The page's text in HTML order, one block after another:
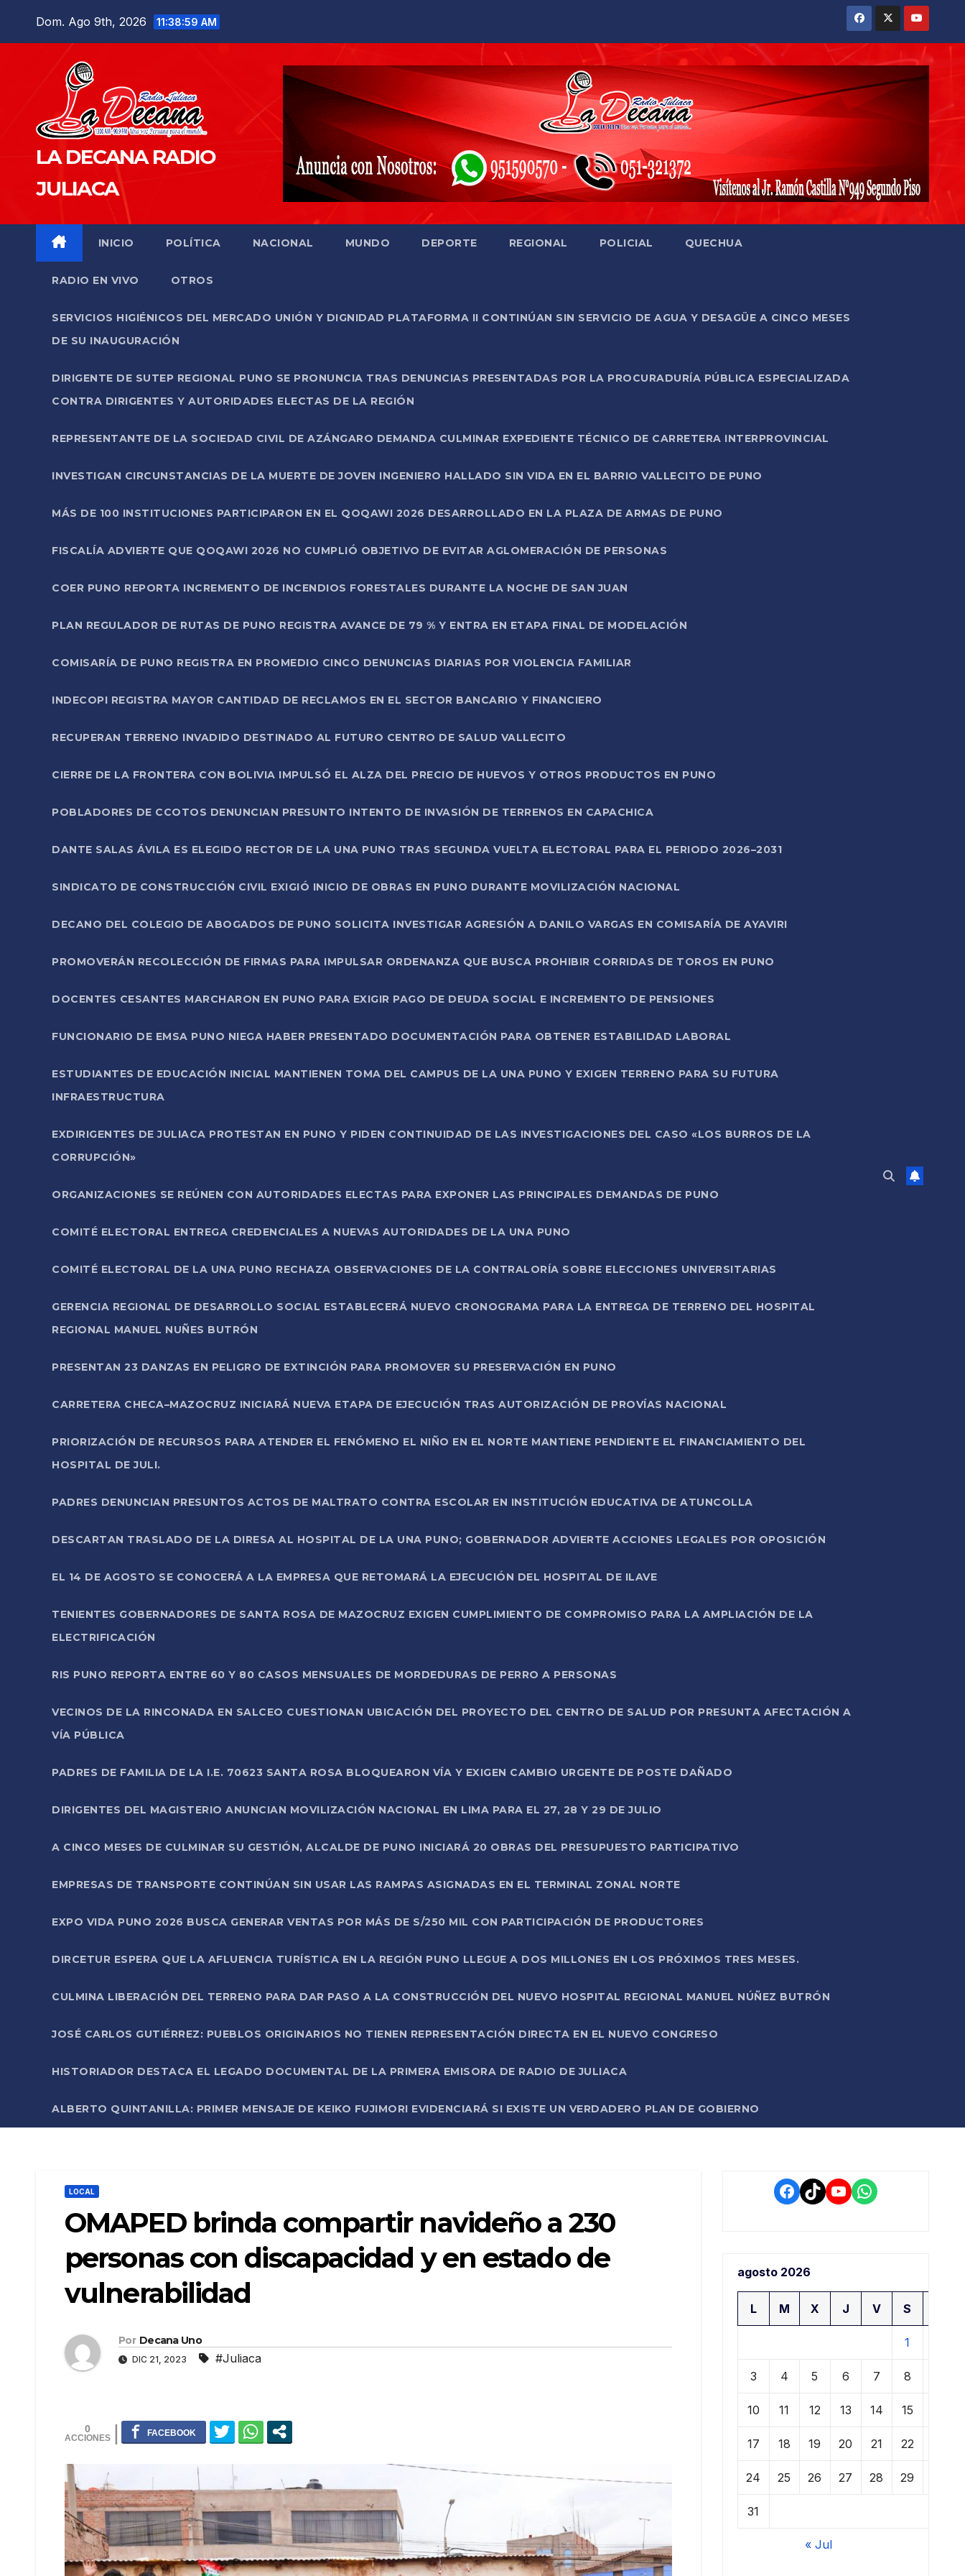
Dom. Ago 9th, 2026 11:39:00 AM
LA DECANA RADIO
JULIACA
INICIO POLÍTICA NACIONAL MUNDO DEPORTE REGIONAL POLICIAL QUECHUA
RADIO EN VIVO OTROS
SERVICIOS HIGIÉNICOS DEL MERCADO UNIÓN Y DIGNIDAD PLATAFORMA II CONTINÚAN SIN SERVICIO DE AGUA Y DESAGÜE A CINCO MESES
DE SU INAUGURACIÓN
DIRIGENTE DE SUTEP REGIONAL PUNO SE PRONUNCIA TRAS DENUNCIAS PRESENTADAS POR LA PROCURADURÍA PÚBLICA ESPECIALIZADA
CONTRA DIRIGENTES Y AUTORIDADES ELECTAS DE LA REGIÓN
REPRESENTANTE DE LA SOCIEDAD CIVIL DE AZÁNGARO DEMANDA CULMINAR EXPEDIENTE TÉCNICO DE CARRETERA INTERPROVINCIAL
INVESTIGAN CIRCUNSTANCIAS DE LA MUERTE DE JOVEN INGENIERO HALLADO SIN VIDA EN EL BARRIO VALLECITO DE PUNO
MÁS DE 100 INSTITUCIONES PARTICIPARON EN EL QOQAWI 2026 DESARROLLADO EN LA PLAZA DE ARMAS DE PUNO
FISCALÍA ADVIERTE QUE QOQAWI 2026 NO CUMPLIÓ OBJETIVO DE EVITAR AGLOMERACIÓN DE PERSONAS
COER PUNO REPORTA INCREMENTO DE INCENDIOS FORESTALES DURANTE LA NOCHE DE SAN JUAN
PLAN REGULADOR DE RUTAS DE PUNO REGISTRA AVANCE DE 79 % Y ENTRA EN ETAPA FINAL DE MODELACIÓN
COMISARÍA DE PUNO REGISTRA EN PROMEDIO CINCO DENUNCIAS DIARIAS POR VIOLENCIA FAMILIAR
INDECOPI REGISTRA MAYOR CANTIDAD DE RECLAMOS EN EL SECTOR BANCARIO Y FINANCIERO
RECUPERAN TERRENO INVADIDO DESTINADO AL FUTURO CENTRO DE SALUD VALLECITO
CIERRE DE LA FRONTERA CON BOLIVIA IMPULSÓ EL ALZA DEL PRECIO DE HUEVOS Y OTROS PRODUCTOS EN PUNO
POBLADORES DE CCOTOS DENUNCIAN PRESUNTO INTENTO DE INVASIÓN DE TERRENOS EN CAPACHICA
DANTE SALAS ÁVILA ES ELEGIDO RECTOR DE LA UNA PUNO TRAS SEGUNDA VUELTA ELECTORAL PARA EL PERIODO 2026–2031
SINDICATO DE CONSTRUCCIÓN CIVIL EXIGIÓ INICIO DE OBRAS EN PUNO DURANTE MOVILIZACIÓN NACIONAL
DECANO DEL COLEGIO DE ABOGADOS DE PUNO SOLICITA INVESTIGAR AGRESIÓN A DANILO VARGAS EN COMISARÍA DE AYAVIRI
PROMOVERÁN RECOLECCIÓN DE FIRMAS PARA IMPULSAR ORDENANZA QUE BUSCA PROHIBIR CORRIDAS DE TOROS EN PUNO
DOCENTES CESANTES MARCHARON EN PUNO PARA EXIGIR PAGO DE DEUDA SOCIAL E INCREMENTO DE PENSIONES
FUNCIONARIO DE EMSA PUNO NIEGA HABER PRESENTADO DOCUMENTACIÓN PARA OBTENER ESTABILIDAD LABORAL
ESTUDIANTES DE EDUCACIÓN INICIAL MANTIENEN TOMA DEL CAMPUS DE LA UNA PUNO Y EXIGEN TERRENO PARA SU FUTURA
INFRAESTRUCTURA
EXDIRIGENTES DE JULIACA PROTESTAN EN PUNO Y PIDEN CONTINUIDAD DE LAS INVESTIGACIONES DEL CASO «LOS BURROS DE LA
CORRUPCIÓN»
ORGANIZACIONES SE REÚNEN CON AUTORIDADES ELECTAS PARA EXPONER LAS PRINCIPALES DEMANDAS DE PUNO
COMITÉ ELECTORAL ENTREGA CREDENCIALES A NUEVAS AUTORIDADES DE LA UNA PUNO
COMITÉ ELECTORAL DE LA UNA PUNO RECHAZA OBSERVACIONES DE LA CONTRALORÍA SOBRE ELECCIONES UNIVERSITARIAS
GERENCIA REGIONAL DE DESARROLLO SOCIAL ESTABLECERÁ NUEVO CRONOGRAMA PARA LA ENTREGA DE TERRENO DEL HOSPITAL
REGIONAL MANUEL NUÑES BUTRÓN
PRESENTAN 23 DANZAS EN PELIGRO DE EXTINCIÓN PARA PROMOVER SU PRESERVACIÓN EN PUNO
CARRETERA CHECA–MAZOCRUZ INICIARÁ NUEVA ETAPA DE EJECUCIÓN TRAS AUTORIZACIÓN DE PROVÍAS NACIONAL
PRIORIZACIÓN DE RECURSOS PARA ATENDER EL FENÓMENO EL NIÑO EN EL NORTE MANTIENE PENDIENTE EL FINANCIAMIENTO DEL
HOSPITAL DE JULI.
PADRES DENUNCIAN PRESUNTOS ACTOS DE MALTRATO CONTRA ESCOLAR EN INSTITUCIÓN EDUCATIVA DE ATUNCOLLA
DESCARTAN TRASLADO DE LA DIRESA AL HOSPITAL DE LA UNA PUNO; GOBERNADOR ADVIERTE ACCIONES LEGALES POR OPOSICIÓN
EL 14 DE AGOSTO SE CONOCERÁ A LA EMPRESA QUE RETOMARÁ LA EJECUCIÓN DEL HOSPITAL DE ILAVE
TENIENTES GOBERNADORES DE SANTA ROSA DE MAZOCRUZ EXIGEN CUMPLIMIENTO DE COMPROMISO PARA LA AMPLIACIÓN DE LA
ELECTRIFICACIÓN
RIS PUNO REPORTA ENTRE 60 Y 80 CASOS MENSUALES DE MORDEDURAS DE PERRO A PERSONAS
VECINOS DE LA RINCONADA EN SALCEO CUESTIONAN UBICACIÓN DEL PROYECTO DEL CENTRO DE SALUD POR PRESUNTA AFECTACIÓN A
VÍA PÚBLICA
PADRES DE FAMILIA DE LA I.E. 70623 SANTA ROSA BLOQUEARON VÍA Y EXIGEN CAMBIO URGENTE DE POSTE DAÑADO
DIRIGENTES DEL MAGISTERIO ANUNCIAN MOVILIZACIÓN NACIONAL EN LIMA PARA EL 27, 28 Y 29 DE JULIO
A CINCO MESES DE CULMINAR SU GESTIÓN, ALCALDE DE PUNO INICIARÁ 20 OBRAS DEL PRESUPUESTO PARTICIPATIVO
EMPRESAS DE TRANSPORTE CONTINÚAN SIN USAR LAS RAMPAS ASIGNADAS EN EL TERMINAL ZONAL NORTE
EXPO VIDA PUNO 2026 BUSCA GENERAR VENTAS POR MÁS DE S/250 MIL CON PARTICIPACIÓN DE PRODUCTORES
DIRCETUR ESPERA QUE LA AFLUENCIA TURÍSTICA EN LA REGIÓN PUNO LLEGUE A DOS MILLONES EN LOS PRÓXIMOS TRES MESES.
CULMINA LIBERACIÓN DEL TERRENO PARA DAR PASO A LA CONSTRUCCIÓN DEL NUEVO HOSPITAL REGIONAL MANUEL NÚÑEZ BUTRÓN
JOSÉ CARLOS GUTIÉRREZ: PUEBLOS ORIGINARIOS NO TIENEN REPRESENTACIÓN DIRECTA EN EL NUEVO CONGRESO
HISTORIADOR DESTACA EL LEGADO DOCUMENTAL DE LA PRIMERA EMISORA DE RADIO DE JULIACA
ALBERTO QUINTANILLA: PRIMER MENSAJE DE KEIKO FUJIMORI EVIDENCIARÁ SI EXISTE UN VERDADERO PLAN DE GOBIERNO
LOCAL
OMAPED brinda compartir navideño a 230
personas con discapacidad y en estado de
vulnerabilidad
Por Decana Uno
DIC 21, 2023 #Juliaca
0
Facebook
TikTokYouTube
WhatsApp
agosto 2026
L M X J V S
1
3 4 5 6 7 8
10 11 12 13 14 15
17 18 19 20 21 22
24 25 26 27 28 29
31
« Jul